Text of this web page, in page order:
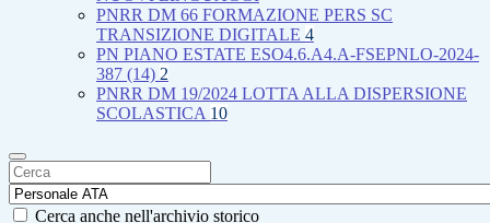
PNRR DM 66 FORMAZIONE PERS SC
TRANSIZIONE DIGITALE 4
PN PIANO ESTATE ESO4.6.A4.A-FSEPNLO-2024-
387 (14) 2
PNRR DM 19/2024 LOTTA ALLA DISPERSIONE
SCOLASTICA 10
Cerca anche nell'archivio storico